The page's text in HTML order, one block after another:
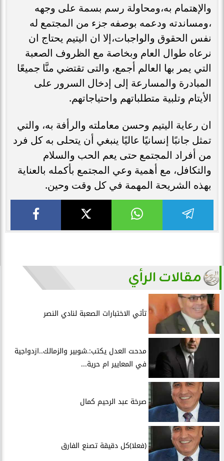
والإهتمام به،ومحاولة رسم بسمة على وجهه
،ومساندته ودعمه بوصفه جزء من المجتمع له
نفس الحقوق والواجبات،إلا ان اليتيم يحتاج ان
نرعاه طوال العام وبخاصة مع الظروف الصعبة
التي يمر بها العالم أجمع، والتى تقتضي منَّا جميعًا
المبادرة والمسارعة إلى إدخال السرور على
الأيتام وتلبية متطلباتهم واحتياجاتهم.
ان رعاية اليتيم وحسن معاملته والرأفة به، والتي
تمثل جانبًا إنسانيًا عاليًا ينبغي أن يتحلى به كل فرد
من أفراد المجتمع حتى يعم الحب والسلام
والتكافل، مع أهمية وعي المجتمع بأكمله بالعناية
بهذه الشريحة المهمة في كل وقت وحين.
مقالات الرأي
تأتي الاختبارات الصعبة لنادي النصر
مدحت العدل يكتب:.شوبير والزمالك..ازدواجية
في المعايير ام حرية...
صرخة عبد الرحيم كمال
(فعلا)كل دقيقة تصنع الفارق